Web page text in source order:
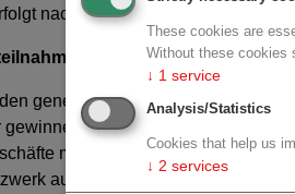
These cookies are
Without these cookies
↓ 1 service
Analysis/Statistics
Cookies that help us
↓ 2 services
nach dem Prinzip „first come, first
(Ergebnisse 2025):
generiertes Geschäftsvolumen in
neue potenzielle Kunden
mit bestehenden Kunden ab
aus